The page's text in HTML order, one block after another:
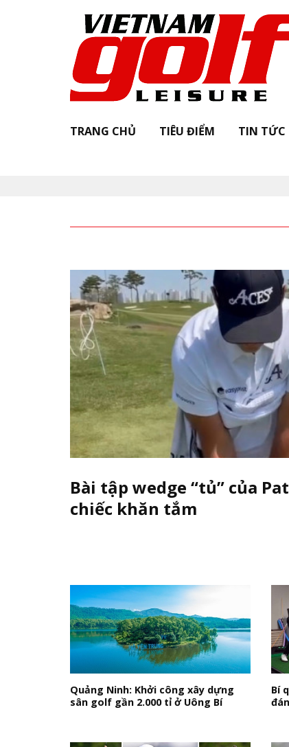
TRANG CHỦ TIÊU ĐIỂM TIN TỨC
Khởi
Bài tập wedge “tủ” của
chiếc khăn tắm
Quảng Ninh: Khởi công xây dựng
sân golf gần 2.000 tỉ ở Uông Bí
Bí